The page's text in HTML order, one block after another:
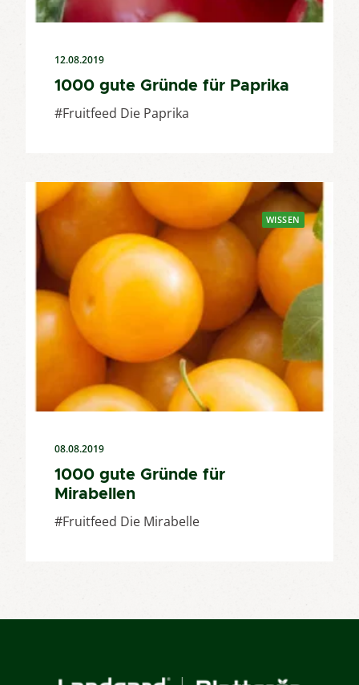
12.08.2019
1000 gute Gründe für Paprika
#Fruitfeed Die Paprika
WISSEN
08.08.2019
1000 gute Gründe für
Mirabellen
#Fruitfeed Die Mirabelle